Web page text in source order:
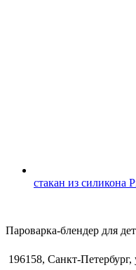
стакан из силикона
Пароварка-блендер для
196158, Санкт-Петербург,